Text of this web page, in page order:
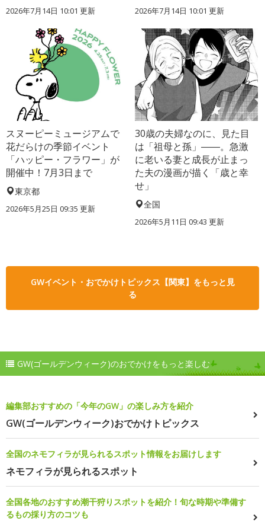
2026年7月14日 10:01 更新 2026年7月14日 10:01 更新
スヌーピーミュージアムで
花だらけの季節イベント
「ハッピー・フラワー」が
開催中！7月3日まで
東京都
2026年5月25日 09:35 更新
30歳の夫婦なのに、見た目
は「祖母と孫」――。急激
に老いる妻と成長が止まっ
た夫の漫画が描く「歳と幸
せ」
全国
2026年5月11日 09:43 更新
GWイベント・おでかけトピックス【関東】をもっと見
る
GW(ゴールデンウィーク)のおでかけをもっと楽しむ
編集部おすすめの「今年のGW」の楽しみ方を紹介
GW(ゴールデンウィーク)おでかけトピックス
全国のネモフィラが見られるスポット情報をお届けします
ネモフィラが見られるスポット
全国各地のおすすめ潮干狩りスポットを紹介！旬な時期や準備す
るもの採り方のコツも